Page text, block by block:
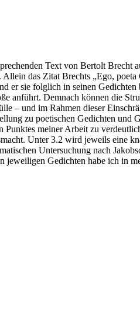
Text von Bertolt Brecht
das Zitat Brechts „Ego, poeta
er sie folglich in seinen
anführt. Demnach können die
– und im Rahmen dieser
zu poetischen Gedichten und
meiner Arbeit zu
Unter 3.2 wird jeweils eine
Untersuchung nach
jeweiligen Gedichten habe ich in